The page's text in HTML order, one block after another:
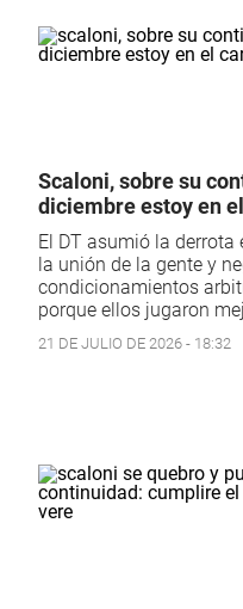
Scaloni, sobre su
diciembre estoy en
El DT asumió la derrota
la unión de la gente y
condicionamientos
porque ellos jugaron
21 DE JULIO DE 2026 - 18:32